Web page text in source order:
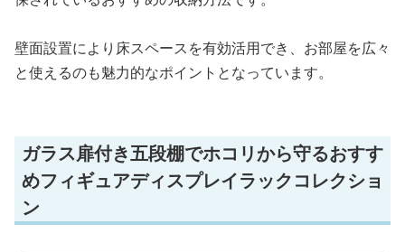
壁面設置により床スペースを有効活用でき、お部屋を広々
と使えるのも魅力的なポイントとなっています。
ガラス扉付き五段棚でホコリから守るおすす
めフィギュアディスプレイラックコレクショ
ン